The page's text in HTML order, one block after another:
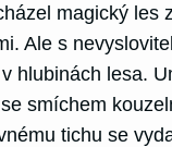
magický
Ale s
hlubinách lesa.
smíchem
tichu se